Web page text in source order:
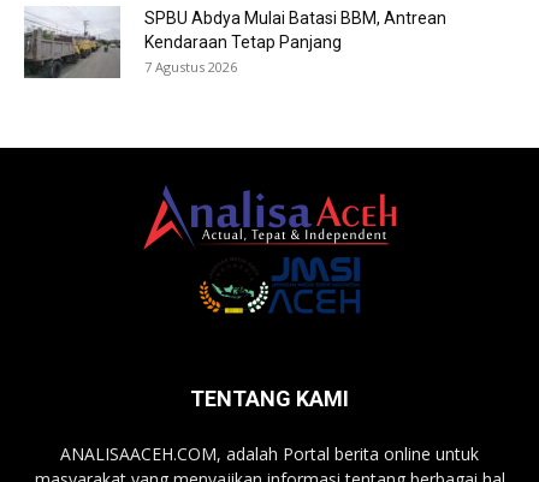
SPBU Abdya Mulai Batasi BBM, Antrean
Kendaraan Tetap Panjang
7 Agustus 2026
TENTANG KAMI
ANALISAACEH.COM, adalah Portal berita online untuk